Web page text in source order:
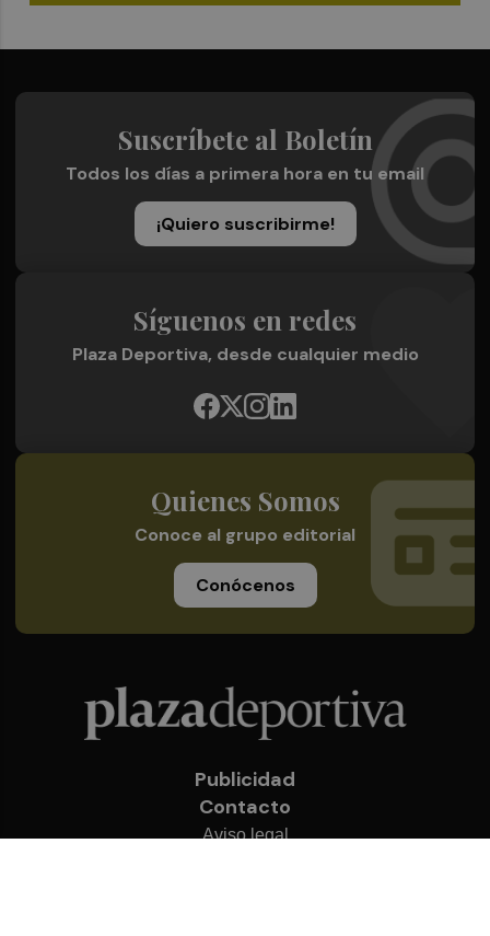
Suscríbete al Boletín
Todos los días a primera hora en tu email
¡Quiero suscribirme!
Síguenos en redes
Plaza Deportiva, desde cualquier medio
Quienes Somos
Conoce al grupo editorial
Conócenos
Publicidad
Contacto
Aviso legal